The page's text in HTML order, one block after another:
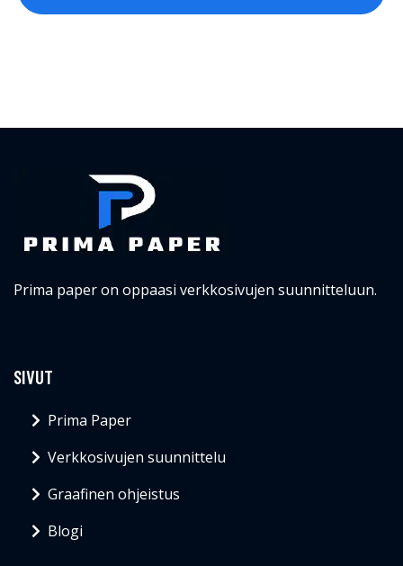
Prima paper on oppaasi verkkosivujen suunnitteluun.
SIVUT
Prima Paper
Verkkosivujen suunnittelu
Graafinen ohjeistus
Blogi